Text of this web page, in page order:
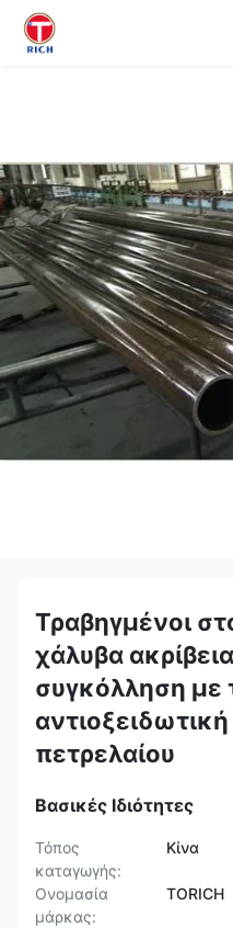
Τραβηγμένοι
χάλυβα
συγκόλληση με
πετρελαίου
Βασικές Ιδιότητες
Τόπος
καταγωγής:
Κίνα
Ονομασία
μάρκας:
TORICH